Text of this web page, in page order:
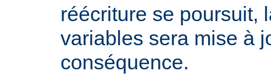
réécriture se poursuit,
variables sera mise à
conséquence.